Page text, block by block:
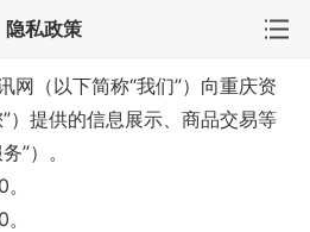
隐私政策
网（以下简称“我们”）向重庆资
）提供的信息展示、商品交易等
”）。